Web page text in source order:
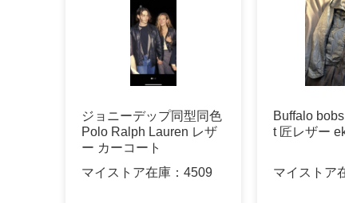
ジョニーデップ同型同色
Polo Ralph Lauren レザ
ー カーコート
マイストア在庫： 4509
Buffalo
t 匠レザー
マイストア